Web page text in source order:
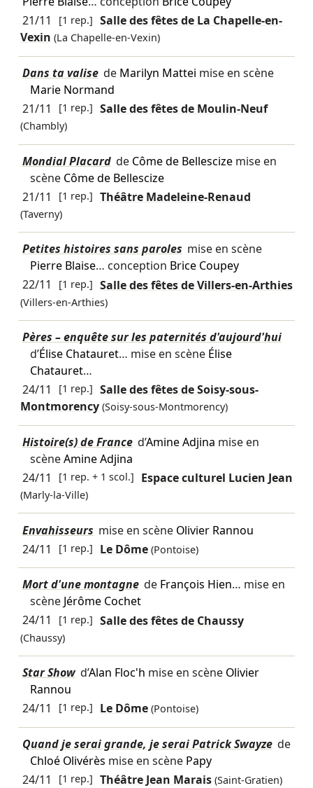
21/11
[1 rep.] Salle des fêtes de La Chapelle-en-
Vexin (La Chapelle-en-Vexin)
Dans ta valise de Marilyn Mattei mise en scène
Marie Normand
21/11
[1 rep.] Salle des fêtes de Moulin-Neuf
(Chambly)
Mondial Placard de Côme de Bellescizemise en
scène Côme de Bellescize
21/11
[1 rep.] Théâtre Madeleine-Renaud
(Taverny)
Petites histoires sans paroles mise en scène
Pierre Blaise… conception Brice Coupey
22/11
[1 rep.] Salle des fêtes de Villers-en-Arthies
(Villers-en-Arthies)
Pères – enquête sur les paternités d'aujourd'hui
d’Élise Chatauret… mise en scène Élise
Chatauret…
24/11
[1 rep.] Salle des fêtes de Soisy-sous-
Montmorency (Soisy-sous-Montmorency)
Histoire(s) de France d’Amine Adjina mise en
scèneAmine Adjina
24/11
[1 rep. + 1 scol.] Espace culturel Lucien Jean
(Marly-la-Ville)
Envahisseurs mise en scène Olivier Rannou
24/11
[1 rep.] Le Dôme (Pontoise)
Mort d'une montagne de François Hien… mise en
scène Jérôme Cochet
24/11
[1 rep.] Salle des fêtes de Chaussy
(Chaussy)
Star Show d’Alan Floc'h mise en scène Olivier
Rannou
24/11
[1 rep.] Le Dôme (Pontoise)
Quand je serai grande, je serai Patrick Swayze de
Chloé Olivérès mise en scène Papy
24/11
[1 rep.] Théâtre Jean Marais (Saint-Gratien)